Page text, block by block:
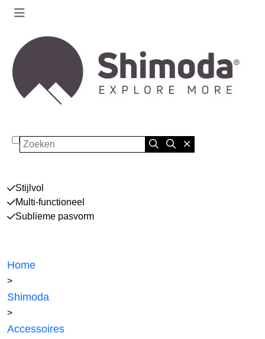
Zoeken
Stijlvol
Multi-functioneel
Sublieme pasvorm
Home
>
Shimoda
>
Accessoires